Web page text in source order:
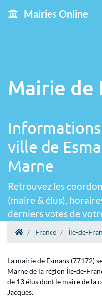
Mairies Online
Mairie de
ville de
Marne
Retrouvez les
(maire & élus),
derniers votes de
France Île-de-
La mairie de Esmans (77172)
Marne de la région Île-de-
de 13 élus dont le maire de la
Jacques.